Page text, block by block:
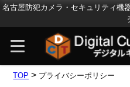
名古屋防犯カメラ・セキュリティ機
TOP > プライバシーポリシー